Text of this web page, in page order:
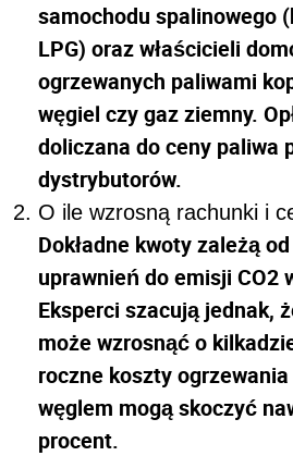
samochodu spalinowego
LPG) oraz właścicieli
ogrzewanych paliwami
węgiel czy gaz ziemny.
doliczana do ceny paliwa
dystrybutorów.
O ile wzrosną rachunki i
Dokładne kwoty zależą
uprawnień do emisji CO2
Eksperci szacują jednak,
może wzrosnąć o
roczne koszty
węglem mogą skoczyć
procent.